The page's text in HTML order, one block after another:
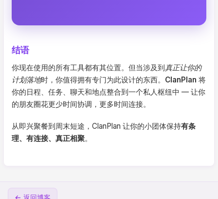
结语
你现在使用的所有工具都有其位置。但当涉及到 真正让你的
计划落地时，你值得拥有专门为此设计的东西。 ClanPlan 将
你的日程、任务、聊天和地点整合到一个私人枢纽中 — 让你
的朋友圈花更少时间协调，更多时间连接。
从即兴聚餐到周末短途，ClanPlan 让你的小团体保持有条
理、有连接、真正相聚。
← 返回博客